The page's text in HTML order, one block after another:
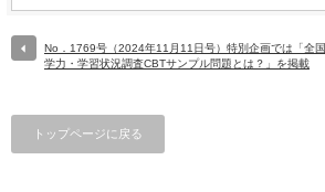
No．1769号（2024年11月11日号）特別企画では「全国
学力・学習状況調査CBTサンプル問題とは？」を掲載
トップページに戻る